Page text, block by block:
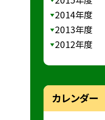
2014年度
2013年度
2012年度
カレンダー